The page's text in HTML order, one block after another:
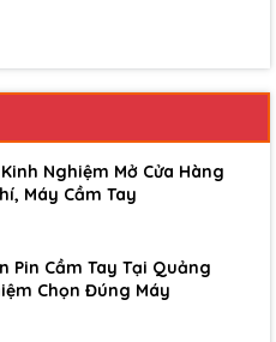
Nghiệm Mở Cửa Hàng
Máy Cầm Tay
Pin Cầm Tay Tại Quảng
Chọn Đúng Máy